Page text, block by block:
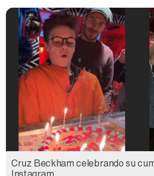
Cruz Beckham celebrando su